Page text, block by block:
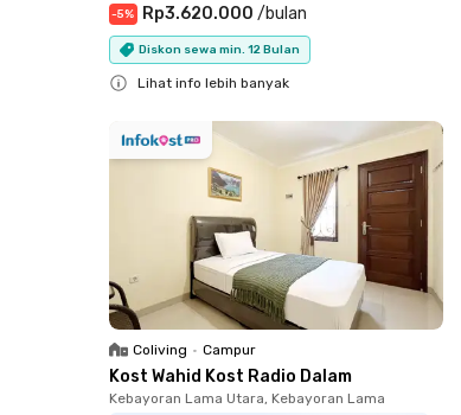
-5% Rp3.620.000 /bulan
Diskon sewa min. 12 Bulan
Lihat info lebih banyak
Coliving • Campur
Kost Wahid Kost Radio Dalam
Kebayoran Lama Utara, Kebayoran Lama